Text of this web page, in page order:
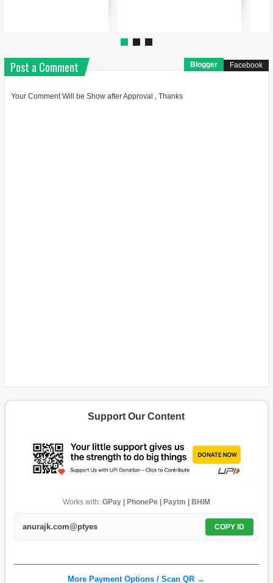
Post a Comment Blogger Facebook
Your Comment Will be Show after Approval , Thanks
Support Our Content
Works with: GPay | PhonePe | Paytm | BHIM
anurajk.com@ptyes COPY ID
More Payment Options / Scan QR →